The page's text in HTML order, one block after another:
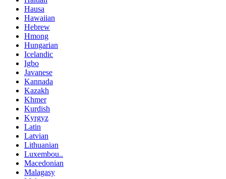
Hausa
Hawaiian
Hebrew
Hmong
Hungarian
Icelandic
Igbo
Javanese
Kannada
Kazakh
Khmer
Kurdish
Kyrgyz
Latin
Latvian
Lithuanian
Luxembou..
Macedonian
Malagasy